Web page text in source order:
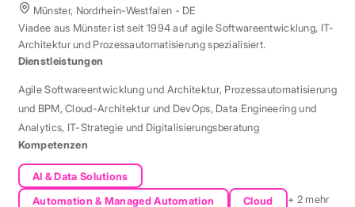
Münster, Nordrhein-Westfalen - DE
Viadee aus Münster ist seit 1994 auf agile Softwareentwicklung, IT-
Architektur und Prozessautomatisierung spezialisiert.
Dienstleistungen
Agile Softwareentwicklung und Architektur, Prozessautomatisierung
und BPM,Cloud-Architektur und DevOps, Data Engineering und
Analytics, IT-Strategie und Digitalisierungsberatung
Kompetenzen
AI & Data Solutions
Automation & Managed Automation
Cloud + 2 mehr